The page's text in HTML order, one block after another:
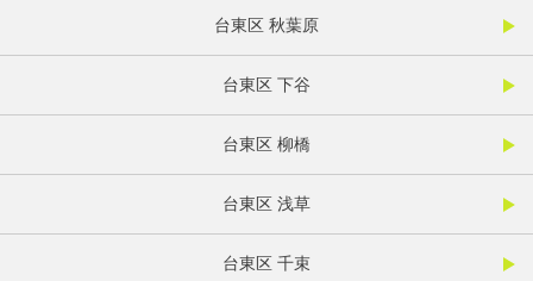
台東区 秋葉原
台東区 下谷
台東区 柳橋
台東区 浅草
台東区 千束